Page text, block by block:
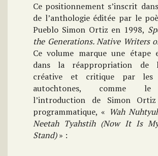
Ce positionnement s’inscrit
de l’anthologie éditée par le
Pueblo Simon Ortiz en 1998,
the Generations. Native Writers
Ce volume marque une étape
dans la réappropriation de
créative et critique par les
autochtones, comme le
l’introduction de Simon
programmatique, « Wah
Neetah Tyahstih (Now It Is
Stand)» :